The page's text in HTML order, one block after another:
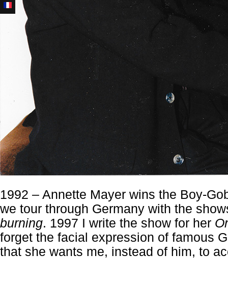
1992 – Annette Mayer wins the Boy-
we tour through Germany with the
burning. 1997 I write the show for her
forget the facial expression of famous
that she wants me, instead of him, to